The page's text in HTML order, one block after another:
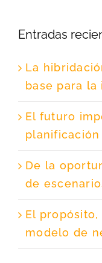
Entradas
La
base para la
El futuro
De la
de
El
modelo de